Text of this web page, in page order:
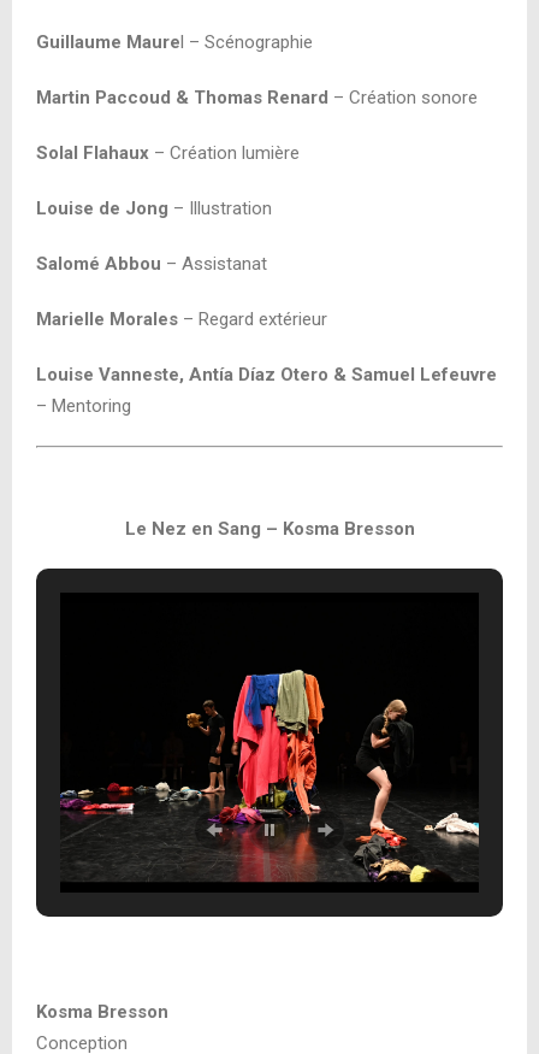
Guillaume Maurel – Scénographie
Martin Paccoud & Thomas Renard – Création sonore
Solal Flahaux – Création lumière
Louise de Jong – Illustration
Salomé Abbou – Assistanat
Marielle Morales – Regard extérieur
Louise Vanneste, Antía Díaz Otero & Samuel Lefeuvre
– Mentoring
Le Nez en Sang – Kosma Bresson
Kosma Bresson
Conception